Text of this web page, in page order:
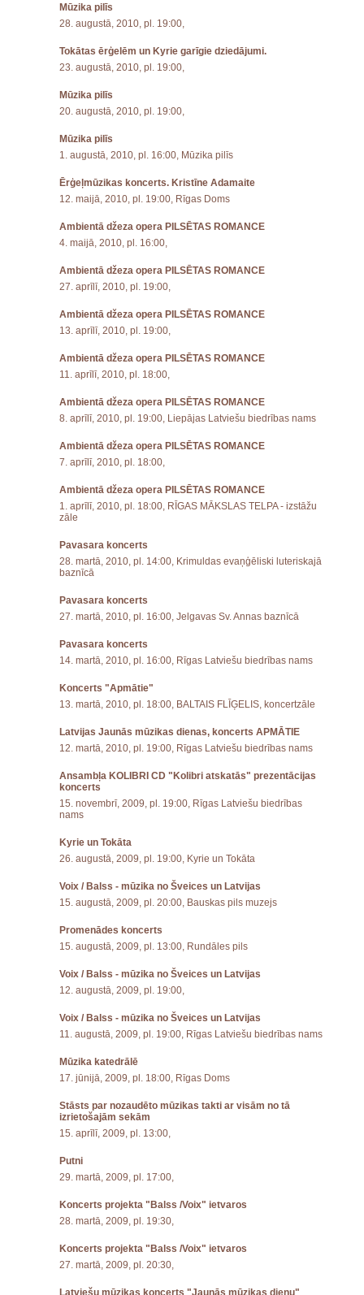
Mūzika pilīs
28. augustā, 2010, pl. 19:00,
Tokātas ērģelēm un Kyrie garīgie dziedājumi.
23. augustā, 2010, pl. 19:00,
Mūzika pilīs
20. augustā, 2010, pl. 19:00,
Mūzika pilīs
1. augustā, 2010, pl. 16:00, Mūzika pilīs
Ērģeļmūzikas koncerts. Kristīne Adamaite
12. maijā, 2010, pl. 19:00, Rīgas Doms
Ambientā džeza opera PILSĒTAS ROMANCE
4. maijā, 2010, pl. 16:00,
Ambientā džeza opera PILSĒTAS ROMANCE
27. aprīlī, 2010, pl. 19:00,
Ambientā džeza opera PILSĒTAS ROMANCE
13. aprīlī, 2010, pl. 19:00,
Ambientā džeza opera PILSĒTAS ROMANCE
11. aprīlī, 2010, pl. 18:00,
Ambientā džeza opera PILSĒTAS ROMANCE
8. aprīlī, 2010, pl. 19:00, Liepājas Latviešu biedrības nams
Ambientā džeza opera PILSĒTAS ROMANCE
7. aprīlī, 2010, pl. 18:00,
Ambientā džeza opera PILSĒTAS ROMANCE
1. aprīlī, 2010, pl. 18:00, RĪGAS MĀKSLAS TELPA - izstāžu
zāle
Pavasara koncerts
28. martā, 2010, pl. 14:00, Krimuldas evaņģēliski luteriskajā
baznīcā
Pavasara koncerts
27. martā, 2010, pl. 16:00, Jelgavas Sv. Annas baznīcā
Pavasara koncerts
14. martā, 2010, pl. 16:00, Rīgas Latviešu biedrības nams
Koncerts "Apmātie"
13. martā, 2010, pl. 18:00, BALTAIS FLĪĢELIS, koncertzāle
Latvijas Jaunās mūzikas dienas, koncerts APMĀTIE
12. martā, 2010, pl. 19:00, Rīgas Latviešu biedrības nams
Ansambļa KOLIBRI CD "Kolibri atskatās" prezentācijas
koncerts
15. novembrī, 2009, pl. 19:00, Rīgas Latviešu biedrības
nams
Kyrie un Tokāta
26. augustā, 2009, pl. 19:00, Kyrie un Tokāta
Voix / Balss - mūzika no Šveices un Latvijas
15. augustā, 2009, pl. 20:00, Bauskas pils muzejs
Promenādes koncerts
15. augustā, 2009, pl. 13:00, Rundāles pils
Voix / Balss - mūzika no Šveices un Latvijas
12. augustā, 2009, pl. 19:00,
Voix / Balss - mūzika no Šveices un Latvijas
11. augustā, 2009, pl. 19:00, Rīgas Latviešu biedrības nams
Mūzika katedrālē
17. jūnijā, 2009, pl. 18:00, Rīgas Doms
Stāsts par nozaudēto mūzikas takti ar visām no tā
izrietošajām sekām
15. aprīlī, 2009, pl. 13:00,
Putni
29. martā, 2009, pl. 17:00,
Koncerts projekta "Balss /Voix" ietvaros
28. martā, 2009, pl. 19:30,
Koncerts projekta "Balss /Voix" ietvaros
27. martā, 2009, pl. 20:30,
Latviešu mūzikas koncerts "Jaunās mūzikas dienu"